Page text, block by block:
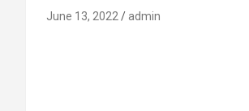
June 13, 2022 admin